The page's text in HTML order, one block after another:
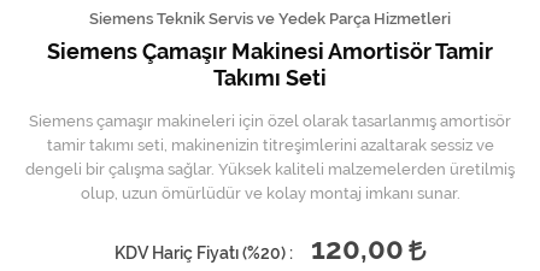
Musluk
Soğutma Sistemleri
Siemens Teknik Servis ve Yedek Parça Hizmetleri
Siemens Çamaşır Makinesi Amortisör Tamir
Takımı Seti
Siemens çamaşır makineleri için özel olarak tasarlanmış amortisör
tamir takımı seti, makinenizin titreşimlerini azaltarak sessiz ve
dengeli bir çalışma sağlar. Yüksek kaliteli malzemelerden üretilmiş
olup, uzun ömürlüdür ve kolay montaj imkanı sunar.
KDV Hariç Fiyatı (%20) :
120,00